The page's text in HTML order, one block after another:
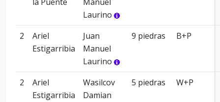
Laurino
2
Ariel
Estigarribia
Juan
Manuel
Laurino
9 piedras B+P
2
Ariel
Estigarribia
Wasilcov
Damian
5 piedras W+P